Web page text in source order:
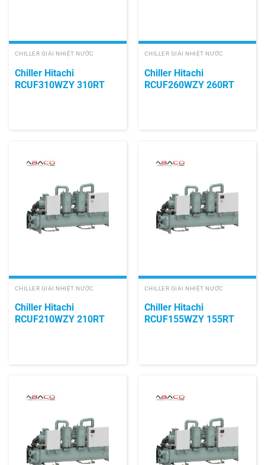
CHILLER GIẢI NHIỆT NƯỚC
Chiller Hitachi
RCUF310WZY 310RT
CHILLER GIẢI NHIỆT NƯỚC
Chiller Hitachi
RCUF260WZY 260RT
CHILLER GIẢI NHIỆT NƯỚC
Chiller Hitachi
RCUF210WZY 210RT
CHILLER GIẢI NHIỆT NƯỚC
Chiller Hitachi
RCUF155WZY 155RT